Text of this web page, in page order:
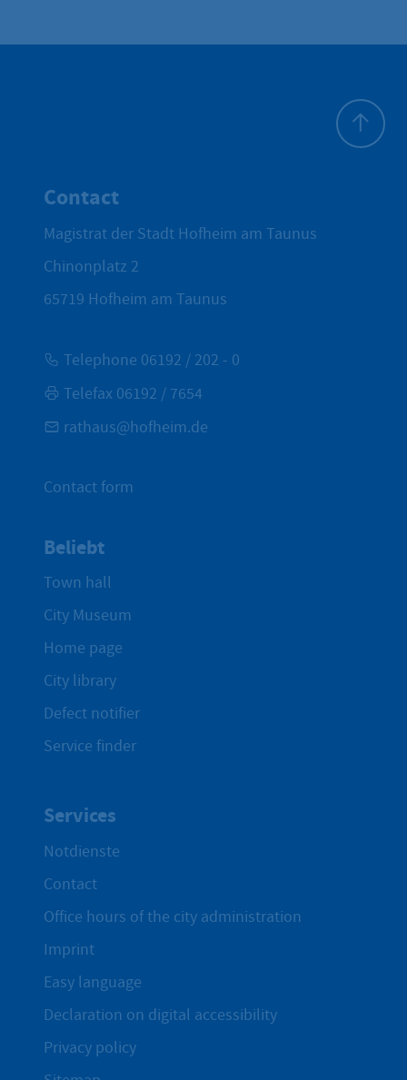
Contact
Magistrat der Stadt Hofheim am Taunus
Chinonplatz 2
65719 Hofheim am Taunus
Telephone 06192 / 202 - 0
Telefax 06192 / 7654
rathaus@hofheim.de
Contact form
Beliebt
Town hall
City Museum
Home page
City library
Defect notifier
Service finder
Services
Notdienste
Contact
Office hours of the city administration
Imprint
Easy language
Declaration on digital accessibility
Privacy policy